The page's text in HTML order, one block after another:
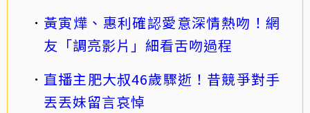
黃寅燁、惠利確認愛意深情熱吻！網
友「調亮影片」細看舌吻過程
直播主肥大叔46歲驟逝！昔競爭對手
丟丟妹留言哀悼